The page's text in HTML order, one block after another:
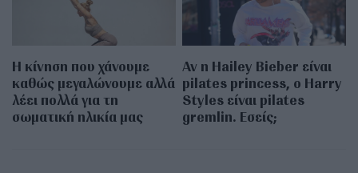
Η κίνηση που χάνουμε
καθώς μεγαλώνουμε αλλά
λέει πολλά για τη
σωματική ηλικία μας
Αν η Hailey Bieber είναι
pilates princess, ο Harry
Styles είναι pilates
gremlin. Εσείς;